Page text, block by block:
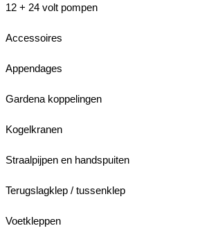
12 + 24 volt pompen
Accessoires
Appendages
Gardena koppelingen
Kogelkranen
Straalpijpen en handspuiten
Terugslagklep / tussenklep
Voetkleppen